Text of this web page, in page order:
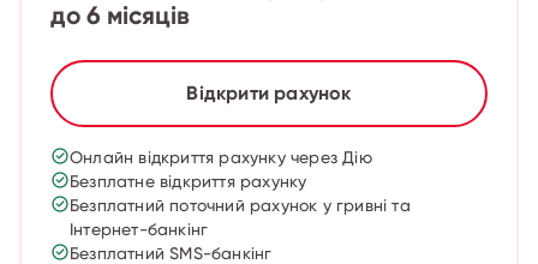
до 6 місяців
Відкрити рахунок
Онлайн відкриття рахунку через Дію
Безплатне відкриття рахунку
Безплатний поточний рахунок у гривні та
Інтернет-банкінг
Безплатний SMS-банкінг